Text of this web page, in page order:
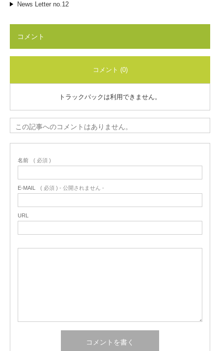
News Letter no.12
コメント
コメント (0)
トラックバックは利用できません。
この記事へのコメントはありません。
名前 ( 必須 )
E-MAIL ( 必須 ) - 公開されません -
URL